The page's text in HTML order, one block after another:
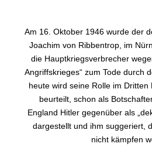
Am 16. Oktober 1946 wurde der
Joachim von Ribbentrop, im
die Hauptkriegsverbrecher
Angriffskrieges“ zum Tode durch
heute wird seine Rolle im
beurteilt, schon als
England Hitler gegenüber als
dargestellt und ihm suggeriert,
nicht kämpfen